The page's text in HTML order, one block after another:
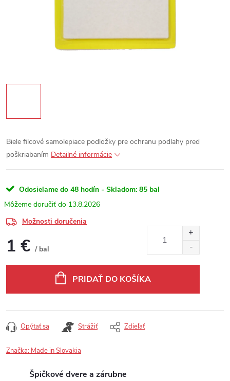
Biele filcové samolepiace podložky pre ochranu podlahy pred
poškriabaním Detailné informácie
Odosielame do 48 hodín - Skladom: 85 bal
13.8.2026
Možnosti doručenia
1 € / bal
PRIDAŤ DO KOŠÍKA
Opýtať sa Strážiť Zdieľať
Značka: Made in Slovakia
Špičkové dvere a zárubne